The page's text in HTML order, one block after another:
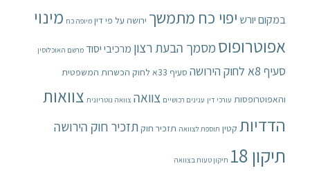
במקום יורש יפוי כח מתמשך ירושה על פי דין מיופה כח מינוי
אפוטרופוס מסמך הבעת רצון מרכיבי יסוד מרשם האוכלוסין
סעיף 8א לחוק הירושה סעיף 33א לחוק הכשרות המשפטית
והאפוטרופסות עורכי דין ענינים רכושיים צוואה צוואה נוטריונית צוואות
הדדיות קטין תוספת לצוואה תזכיר חוק תזכיר חוק הירושה
תיקון 18 תיקון טעות בצוואה